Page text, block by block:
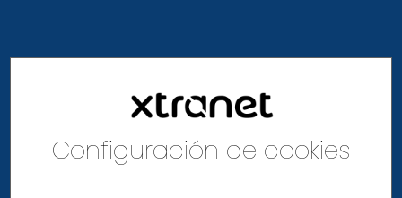
Configuración de cookies